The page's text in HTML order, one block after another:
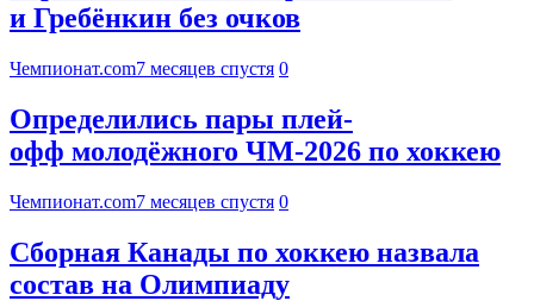
и Гребёнкин без очков
Чемпионат.com7 месяцев спустя 0
Определились пары плей-
офф молодёжного ЧМ-2026 по хоккею
Чемпионат.com7 месяцев спустя 0
Сборная Канады по хоккею назвала
состав на Олимпиаду